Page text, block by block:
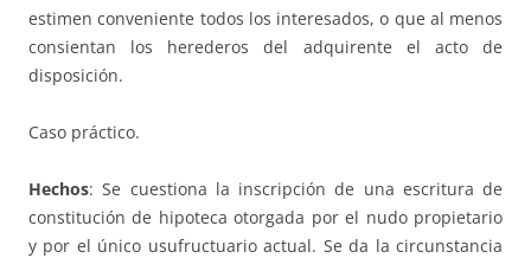
estimen conveniente todos los interesados, o que al menos
consientan los herederos del adquirente el acto de
disposición.
Caso práctico.
Hechos: Se cuestiona la inscripción de una escritura de
constitución de hipoteca otorgada por el nudo propietario
y por el único usufructuario actual. Se da la circunstancia